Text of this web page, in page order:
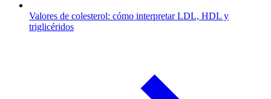
Valores de colesterol: cómo interpretar LDL, HDL y
triglicéridos